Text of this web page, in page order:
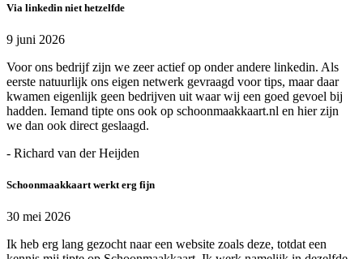
Via linkedin niet hetzelfde
9 juni 2026
Voor ons bedrijf zijn we zeer actief op onder andere linkedin. Als
eerste natuurlijk ons eigen netwerk gevraagd voor tips, maar daar
kwamen eigenlijk geen bedrijven uit waar wij een goed gevoel bij
hadden. Iemand tipte ons ook op schoonmaakkaart.nl en hier zijn
we dan ook direct geslaagd.
- Richard van der Heijden
Schoonmaakkaart werkt erg fijn
30 mei 2026
Ik heb erg lang gezocht naar een website zoals deze, totdat een